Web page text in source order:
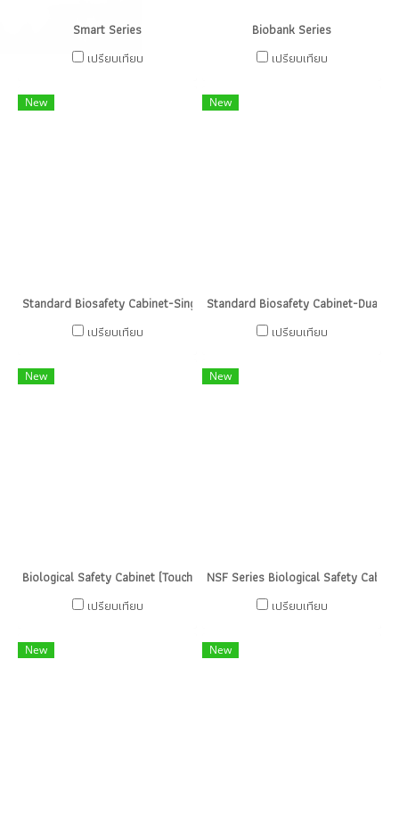
Smart Series
เปรียบเทียบ
Biobank Series
เปรียบเทียบ
New
Standard Biosafety Cabinet-Single HEPA
เปรียบเทียบ
New
Standard Biosafety Cabinet-Dual
เปรียบเทียบ
New
Biological Safety Cabinet (Touchscreen)
เปรียบเทียบ
New
NSF Series Biological Safety
เปรียบเทียบ
New New